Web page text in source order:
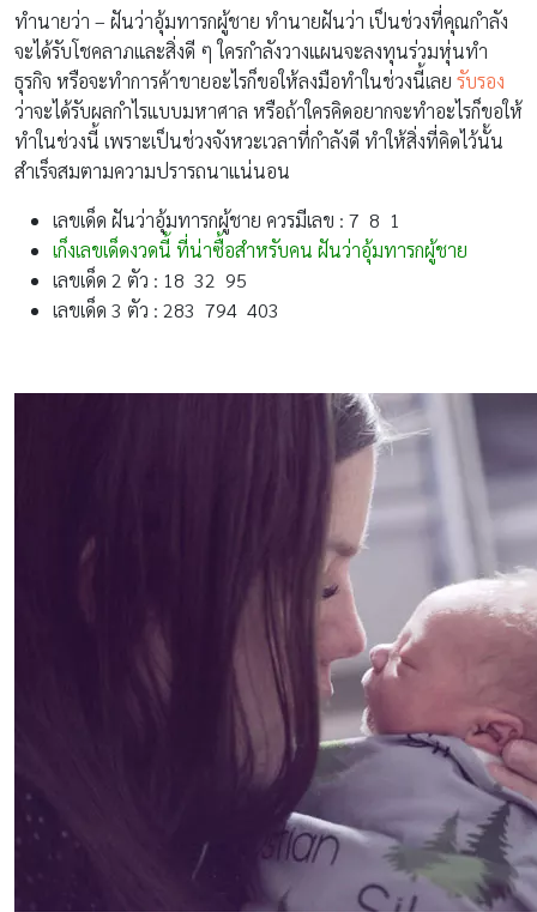
ทำนายว่า – ฝันว่าอุ้มทารกผู้ชาย ทำนายฝันว่า เป็นช่วงที่คุณกำลัง
จะได้รับโชคลาภและสิ่งดี ๆ ใครกำลังวางแผนจะลงทุนร่วมหุ่นทำ
ธุรกิจ หรือจะทำการค้าขายอะไรก็ขอให้ลงมือทำในช่วงนี้เลย รับรอง
ว่าจะได้รับผลกำไรแบบมหาศาล หรือถ้าใครคิดอยากจะทำอะไรก็ขอให้
ทำในช่วงนี้ เพราะเป็นช่วงจังหวะเวลาที่กำลังดี ทำให้สิ่งที่คิดไว้นั้น
สำเร็จสมตามความปรารถนาแน่นอน
เลขเด็ด ฝันว่าอุ้มทารกผู้ชาย ควรมีเลข : 7 8 1
เก็งเลขเด็ดงวดนี้ ที่น่าซื้อสำหรับคน ฝันว่าอุ้มทารกผู้ชาย
เลขเด็ด 2 ตัว : 18 32 95
เลขเด็ด 3 ตัว : 283 794 403